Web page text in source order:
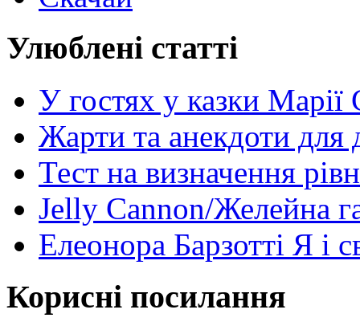
Улюблені статті
У гостях у казки
Жарти та анекдоти для
Тест на визначення
Jelly Cannon/Желейна
Елеонора Барзотті Я і
Корисні посилання